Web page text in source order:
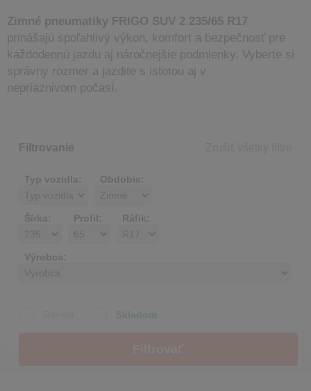
Zimné pneumatiky FRIGO SUV 2 235/65 R17
prinášajú spoľahlivý výkon, komfort a bezpečnosť pre
každodennú jazdu aj náročnejšie podmienky. Vyberte si
správny rozmer a jazdite s istotou aj v
nepriaznivom počasí.
Filtrovanie
Typ vozidla: Obdobie:
Šírka: Profil: Ráfik:
Výrobca:
Skladom